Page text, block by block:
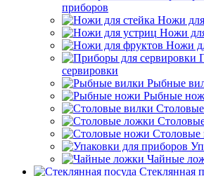
приборов
Ножи для
Ножи
Ножи
сервировки
Рыбные
Рыбные
Столовые
Чайные
Стеклянная